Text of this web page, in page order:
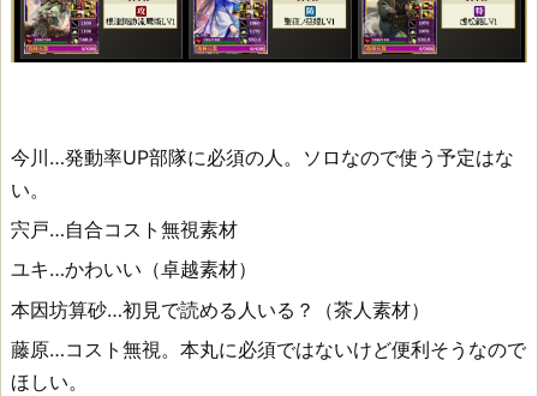
今川…発動率UP部隊に必須の人。ソロなので使う予定はな
い。
宍戸…自合コスト無視素材
ユキ…かわいい（卓越素材）
本因坊算砂…初見で読める人いる？（茶人素材）
藤原…コスト無視。本丸に必須ではないけど便利そうなので
ほしい。